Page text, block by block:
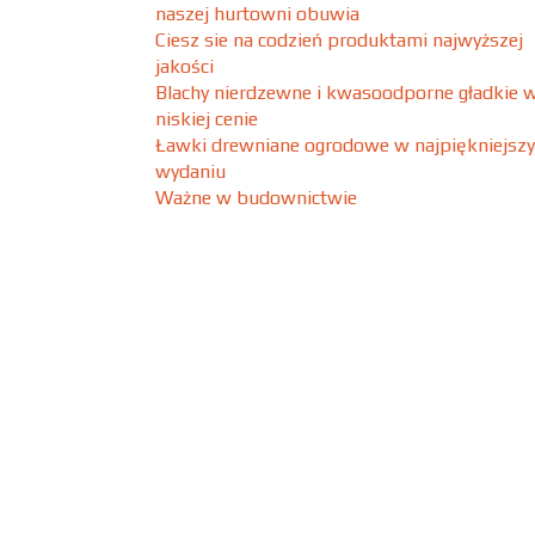
naszej hurtowni obuwia
Ciesz sie na codzień produktami najwyższej
jakości
Blachy nierdzewne i kwasoodporne gładkie
niskiej cenie
Ławki drewniane ogrodowe w
wydaniu
Ważne w budownictwie